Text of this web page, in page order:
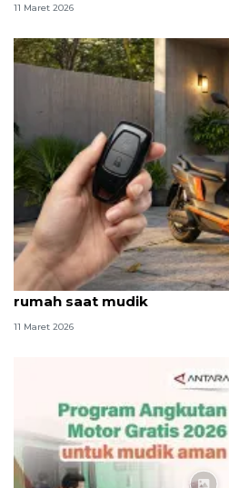
11 Maret 2026
6 Tips jika hendak
rumah saat mudik
11 Maret 2026